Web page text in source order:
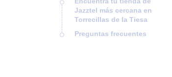
Jazztel más cercana en
Torrecillas de la Tiesa
Preguntas frecuentes